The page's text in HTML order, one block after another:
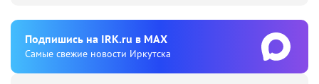
Подпишиcь на IRK.ru в MAX
Cамые свежие новости Иркутска